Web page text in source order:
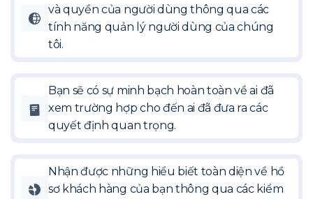
và quyền của người dùng thông qua các
tính năng quản lý người dùng của chúng
tôi.
Bạn sẽ có sự minh bạch hoàn toàn về ai đã
xem trường hợp cho đến ai đã đưa ra các
quyết định quan trọng.
Nhận được những hiểu biết toàn diện về hồ
sơ khách hàng của bạn thông qua các kiểm